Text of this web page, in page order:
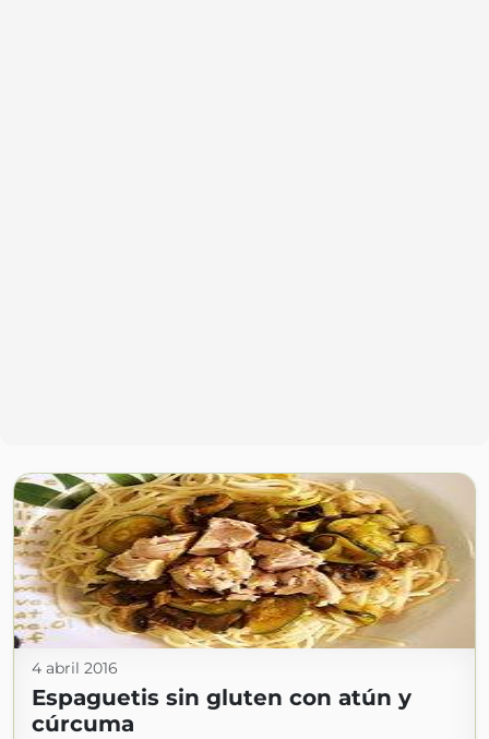
4 abril 2016
Espaguetis sin gluten con atún y
cúrcuma